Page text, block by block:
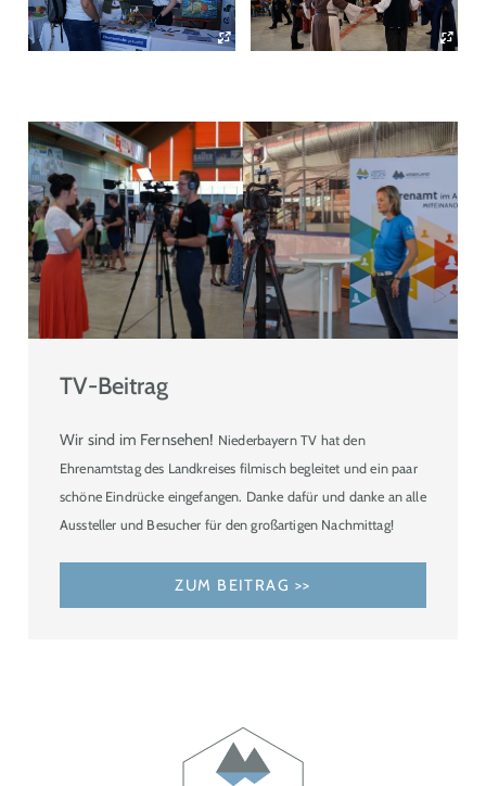
TV-Beitrag
Wir sind im Fernsehen! Niederbayern TV hat den
Ehrenamtstag des Landkreises filmisch begleitet und ein paar
schöne Eindrücke eingefangen. Danke dafür und danke an alle
Aussteller und Besucher für den großartigen Nachmittag!
ZUM BEITRAG >>